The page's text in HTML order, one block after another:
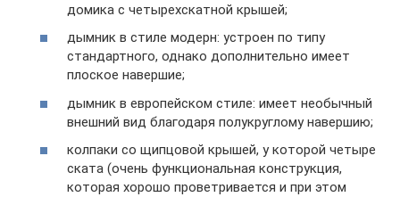
домика с четырехскатной крышей;
дымник в стиле модерн: устроен по типу
стандартного, однако дополнительно имеет
плоское навершие;
дымник в европейском стиле: имеет необычный
внешний вид благодаря полукруглому навершию;
колпаки со щипцовой крышей, у которой четыре
ската (очень функциональная конструкция,
которая хорошо проветривается и при этом